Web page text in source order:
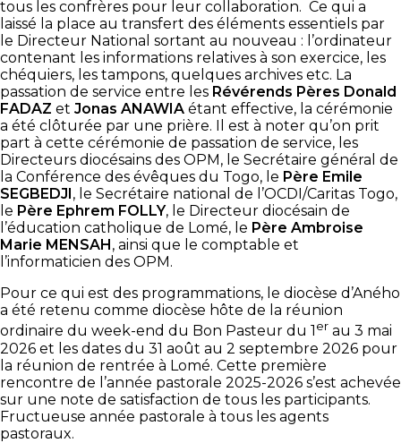
tous les confrères pour leur collaboration. Ce qui a
laissé la place au transfert des éléments essentiels par
le Directeur National sortant au nouveau : l’ordinateur
contenant les informations relatives à son exercice, les
chéquiers, les tampons, quelques archives etc. La
passation de service entre les Révérends Pères Donald
FADAZ et Jonas ANAWIA étant effective, la cérémonie
a été clôturée par une prière. Il est à noter qu’on prit
part à cette cérémonie de passation de service, les
Directeurs diocésains des OPM, le Secrétaire général de
la Conférence des évêques du Togo, le Père Emile
SEGBEDJI , le Secrétaire national de l’OCDI/Caritas Togo,
le Père Ephrem FOLLY, le Directeur diocésain de
l’éducation catholique de Lomé, le Père Ambroise
Marie MENSAH , ainsi que le comptable et
l’informaticien des OPM.
Pour ce qui est des programmations, le diocèse d’Aného
a été retenu comme diocèse hôte de la réunion
ordinaire du week-end du Bon Pasteur du 1 er au 3 mai
2026 et les dates du 31 août au 2 septembre 2026 pour
la réunion de rentrée à Lomé. Cette première
rencontre de l’année pastorale 2025-2026 s’est achevée
sur une note de satisfaction de tous les participants.
Fructueuse année pastorale à tous les agents
pastoraux.